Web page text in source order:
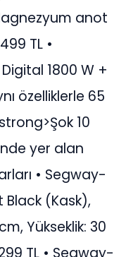
anot
TL •
1800 W +
özelliklerle 65
10
yer alan
• Segway-
(Kask),
Yükseklik: 30
TL • Segway-